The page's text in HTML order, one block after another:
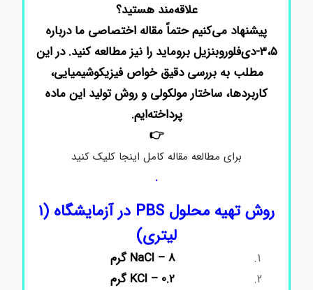
علاقه‌مند هستید؟
پیشنهاد می‌کنیم حتماً مقاله اختصاصی ما درباره
۳،۵-دی‌فلوروبنزیل بروماید را نیز مطالعه کنید. در این
مطلب به بررسی دقیق خواص فیزیکوشیمیایی،
کاربردها، ساختار مولکولی و روش تولید این ماده
پرداخته‌ایم.
👉
برای مطالعه مقاله کامل اینجا کلیک کنید
روش تهیه محلول PBS در آزمایشگاه (۱
لیتری)
NaCl – 8 گرم
KCl – 0.2 گرم